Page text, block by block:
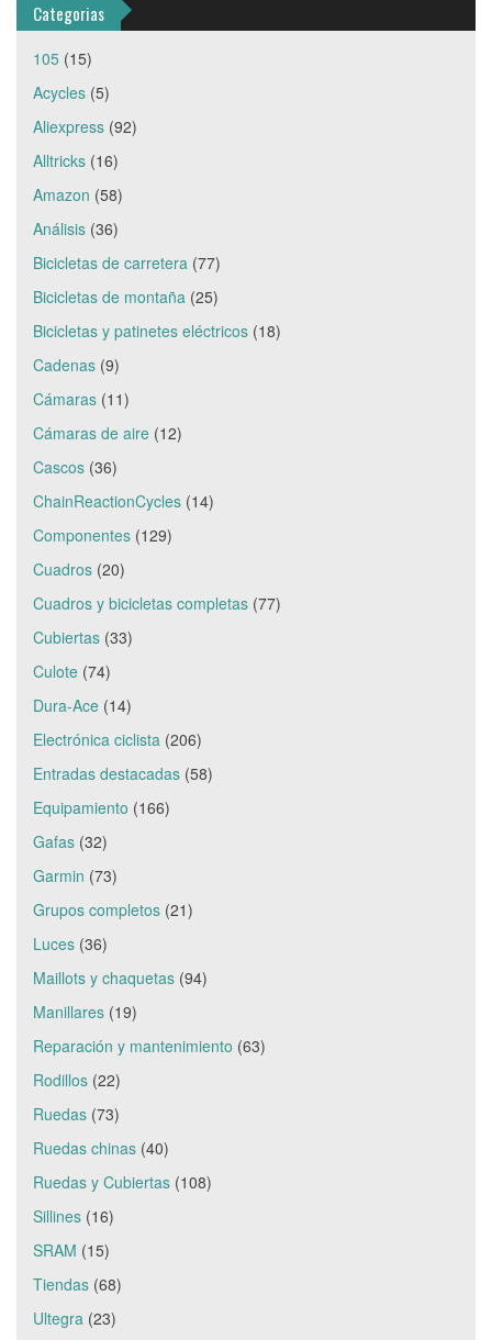
Categorias
105 (15)
Acycles (5)
Aliexpress (92)
Alltricks (16)
Amazon (58)
Análisis (36)
Bicicletas de carretera (77)
Bicicletas de montaña (25)
Bicicletas y patinetes eléctricos (18)
Cadenas (9)
Cámaras (11)
Cámaras de aire (12)
Cascos (36)
ChainReactionCycles (14)
Componentes (129)
Cuadros (20)
Cuadros y bicicletas completas (77)
Cubiertas (33)
Culote (74)
Dura-Ace (14)
Electrónica ciclista (206)
Entradas destacadas (58)
Equipamiento (166)
Gafas (32)
Garmin (73)
Grupos completos (21)
Luces (36)
Maillots y chaquetas (94)
Manillares (19)
Reparación y mantenimiento (63)
Rodillos (22)
Ruedas (73)
Ruedas chinas (40)
Ruedas y Cubiertas (108)
Sillines (16)
SRAM (15)
Tiendas (68)
Ultegra (23)